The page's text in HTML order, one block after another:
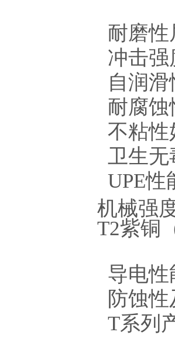
耐磨
冲击
自润
耐腐
不粘性
卫生无
UPE
机械强
T2紫铜
导电
防蚀
T系列